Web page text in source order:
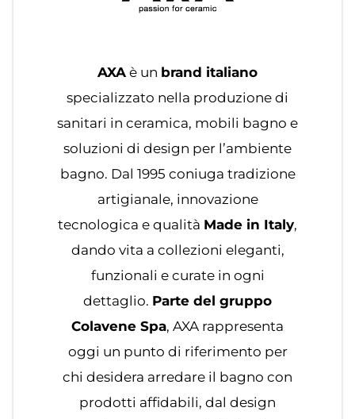
AXA è un brand italiano
specializzato nella produzione di
sanitari in ceramica, mobili bagno e
soluzioni di design per l’ambiente
bagno. Dal 1995 coniuga tradizione
artigianale, innovazione
tecnologica e qualità Made in Italy,
dando vita a collezioni eleganti,
funzionali e curate in ogni
dettaglio. Parte del gruppo
Colavene Spa, AXA rappresenta
oggi un punto di riferimento per
chi desidera arredare il bagno con
prodotti affidabili, dal design